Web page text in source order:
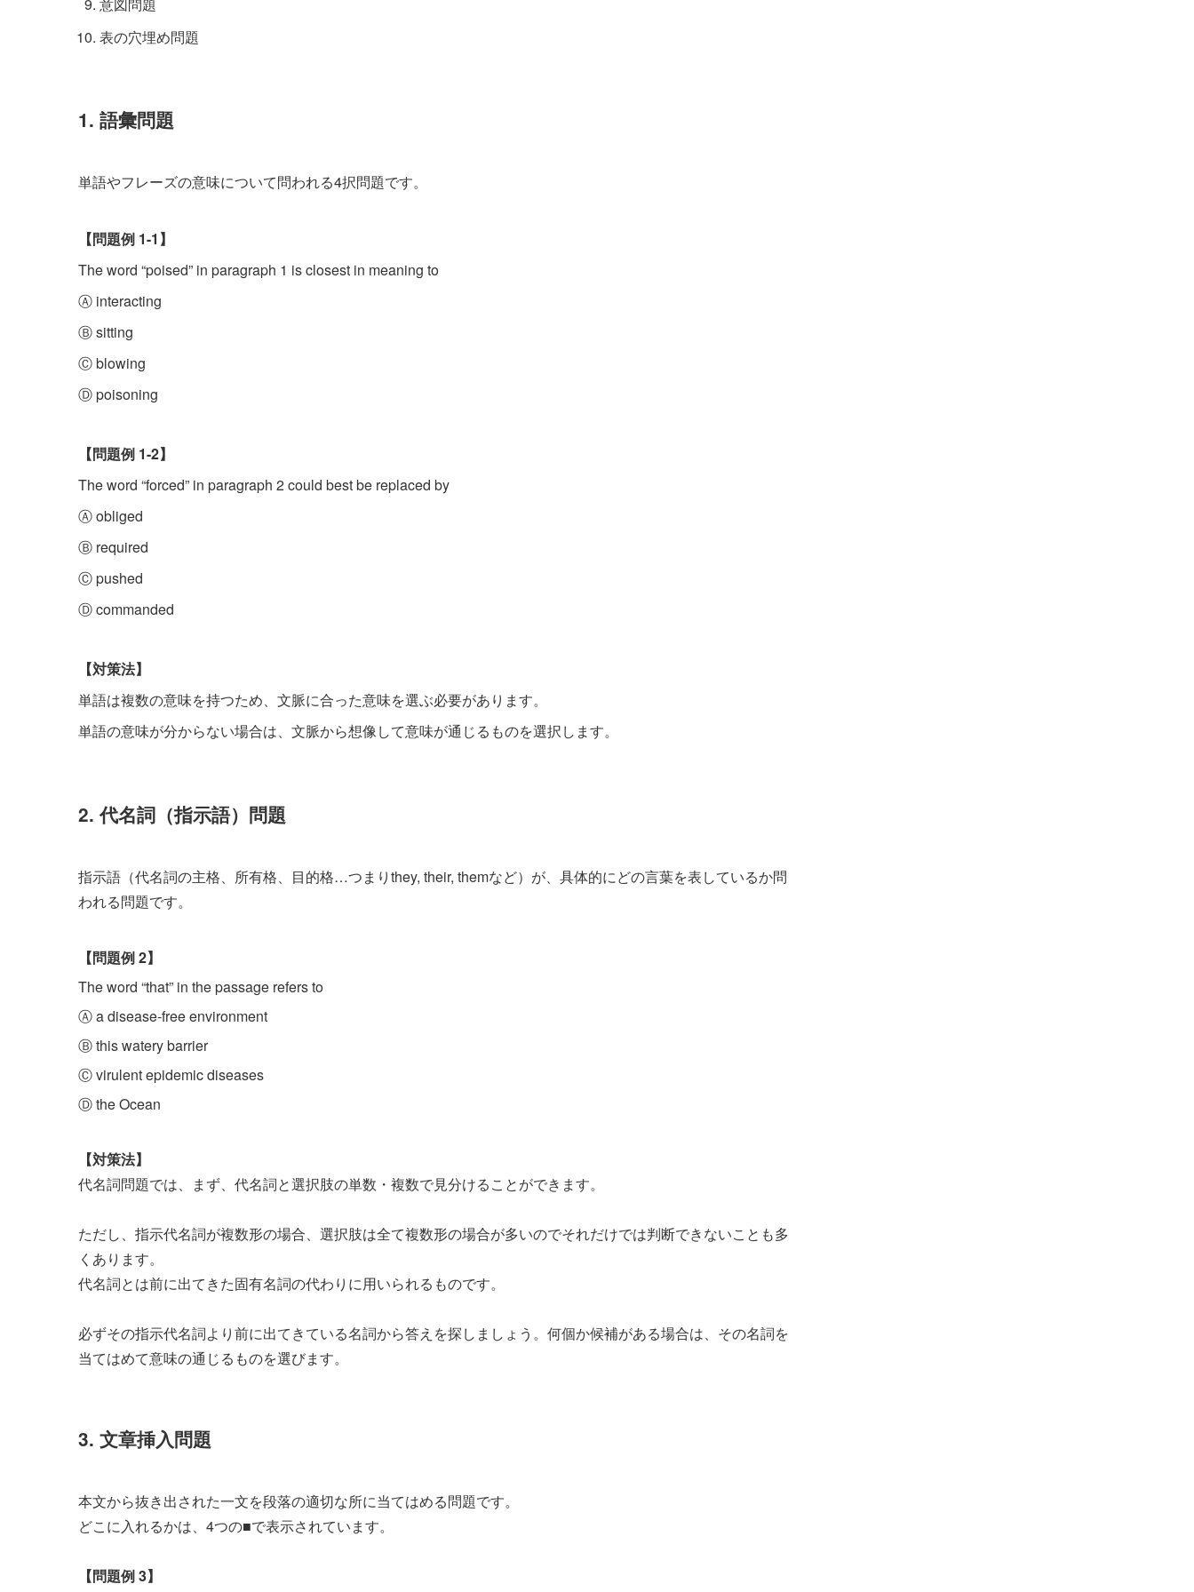
表の穴埋め問題
1. 語彙問題
単語やフレーズの意味について問われる4択問題です。
【問題例 1-1】
The word “poised” in paragraph 1 is closest in meaning to
Ⓐ interacting
Ⓑ sitting
Ⓒ blowing
Ⓓ poisoning
【問題例 1-2】
The word “forced” in paragraph 2 could best be replaced by
Ⓐ obliged
Ⓑ required
Ⓒ pushed
Ⓓ commanded
【対策法】
単語は複数の意味を持つため、文脈に合った意味を選ぶ必要があります。
単語の意味が分からない場合は、文脈から想像して意味が通じるものを選択します。
2. 代名詞（指示語）問題
指示語（代名詞の主格、所有格、目的格…つまりthey, their, themなど）が、具体的にどの言葉を表しているか問
われる問題です。
【問題例 2】
The word “that” in the passage refers to
Ⓐ a disease-free environment
Ⓑ this watery barrier
Ⓒ virulent epidemic diseases
Ⓓ the Ocean
【対策法】
代名詞問題では、まず、代名詞と選択肢の単数・複数で見分けることができます。
ただし、指示代名詞が複数形の場合、選択肢は全て複数形の場合が多いのでそれだけでは判断できないことも多
くあります。
代名詞とは前に出てきた固有名詞の代わりに用いられるものです。
必ずその指示代名詞より前に出てきている名詞から答えを探しましょう。何個か候補がある場合は、その名詞を
当てはめて意味の通じるものを選びます。
3. 文章挿入問題
本文から抜き出された一文を段落の適切な所に当てはめる問題です。
どこに入れるかは、4つの■で表示されています。
【問題例 3】